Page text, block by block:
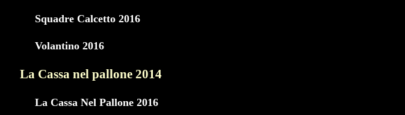
Squadre Calcetto 2016
Volantino 2016
La Cassa nel pallone 2014
La Cassa Nel Pallone 2016